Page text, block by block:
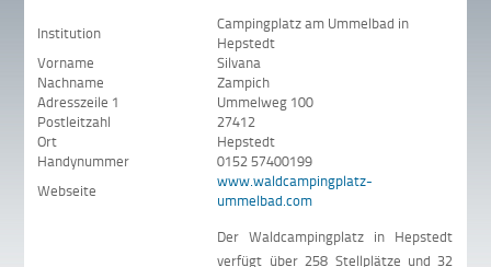
Institution
Campingplatz am Ummelbad in
Hepstedt
Vorname
Silvana
Nachname
Zampich
Adresszeile 1
Ummelweg 100
Postleitzahl
27412
Ort
Hepstedt
Handynummer
0152 57400199
Webseite
www.waldcampingplatz-
ummelbad.com
Der Waldcampingplatz in Hepstedt
verfügt über 258 Stellplätze und 32